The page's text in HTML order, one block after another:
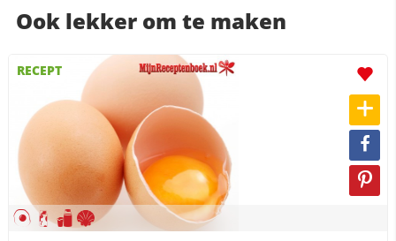
Ook lekker om te maken
RECEPT